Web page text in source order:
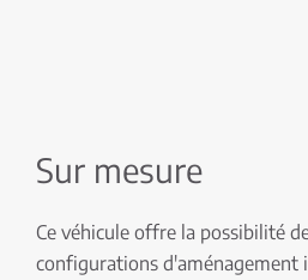
Sur mesure
Ce véhicule offre la possibilité
configurations d'aménagement